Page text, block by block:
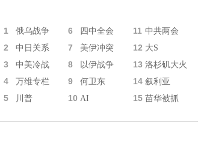
1 俄乌战争 6 四中全会 11 中共两会
2 中日关系 7 美伊冲突 12 大S
3 中美冷战 8 以伊战争 13 洛杉矶大火
4 万维专栏 9 何卫东 14 叙利亚
5 川普 10 AI 15 苗华被抓